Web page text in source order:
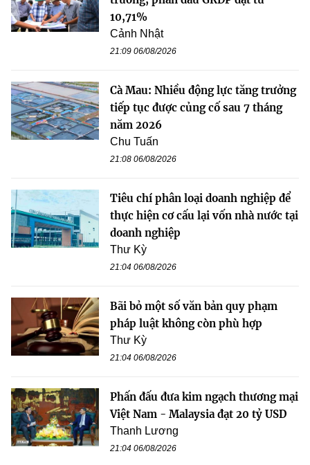
10,71%
Cảnh Nhật
21:09 06/08/2026
Cà Mau: Nhiều động lực tăng trưởng
tiếp tục được củng cố sau 7 tháng
năm 2026
Chu Tuấn
21:08 06/08/2026
Tiêu chí phân loại doanh nghiệp để
thực hiện cơ cấu lại vốn nhà nước tại
doanh nghiệp
Thư Kỳ
21:04 06/08/2026
Bãi bỏ một số văn bản quy phạm
pháp luật không còn phù hợp
Thư Kỳ
21:04 06/08/2026
Phấn đấu đưa kim ngạch thương mại
Việt Nam - Malaysia đạt 20 tỷ USD
Thanh Lương
21:04 06/08/2026